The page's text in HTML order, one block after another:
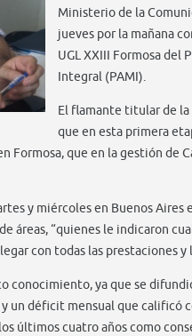
Ministerio de la
jueves por la mañana
UGL XXIII Formosa del
Integral (PAMI).
El flamante titular de la
que en esta primera
Formosa, que en la gestión de
y miércoles en Buenos
áreas, “quienes le indicaron
con todas las prestaciones y
conocimiento, ya que se
un déficit mensual que calificó
últimos cuatro años como